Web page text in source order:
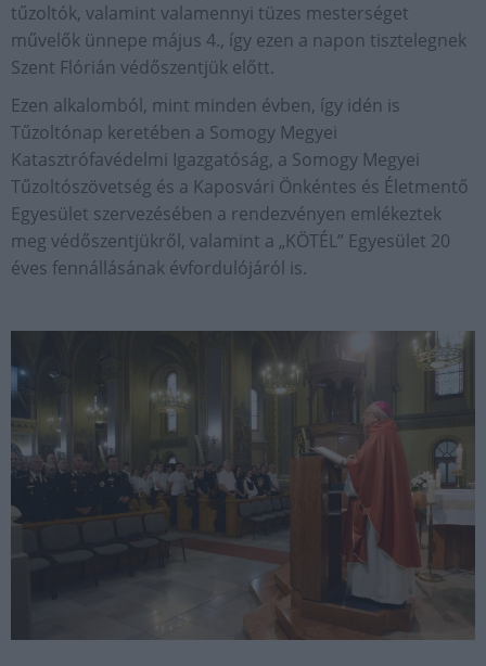
tűzoltók, valamint valamennyi tüzes mesterséget
művelők ünnepe május 4., így ezen a napon tisztelegnek
Szent Flórián védőszentjük előtt.
Ezen alkalomból, mint minden évben, így idén is
Tűzoltónap keretében a Somogy Megyei
Katasztrófavédelmi Igazgatóság, a Somogy Megyei
Tűzoltószövetség és a Kaposvári Önkéntes és Életmentő
Egyesület szervezésében a rendezvényen emlékeztek
meg védőszentjükről, valamint a „KÖTÉL” Egyesület 20
éves fennállásának évfordulójáról is.